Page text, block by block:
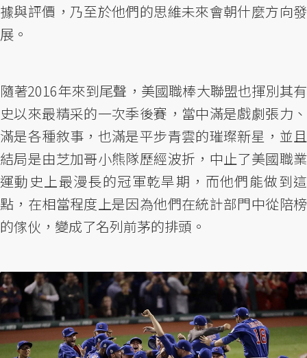
據與評價，乃至於他們的思維未來會朝什麼方向發
展。
隨著2016年來到尾聲，美國職棒大聯盟也揮別其有
史以來最精采的一次季後賽，當中滿是戲劇張力、
滿是各種敘事，也滿是平步青雲的璀璨新星，並且
結局是由芝加哥小熊隊歷經波折，中止了美國職業
運動史上最漫長的冠軍乾旱期，而他們能做到這
點，在相當程度上是因為他們在統計部門中從陪榜
的傢伙，變成了名列前茅的排頭。